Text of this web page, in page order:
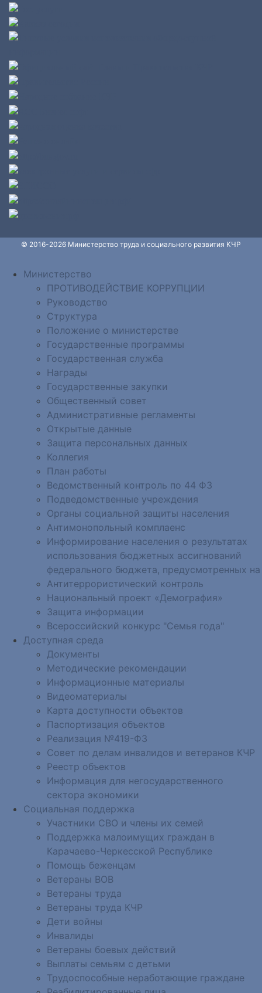
© 2016-2026 Министерство труда и социального развития КЧР
Министерство
ПРОТИВОДЕЙСТВИЕ КОРРУПЦИИ
Руководство
Структура
Положение о министерстве
Государственные программы
Государственная служба
Награды
Государственные закупки
Общественный совет
Административные регламенты
Открытые данные
Защита персональных данных
Коллегия
План работы
Ведомственный контроль по 44 ФЗ
Подведомственные учреждения
Органы социальной защиты населения
Антимонопольный комплаенс
Информирование населения о результатах
использования бюджетных ассигнований
федерального бюджета, предусмотренных на
Антитеррористический контроль
Национальный проект «Демография»
Защита информации
Всероссийский конкурс "Семья года"
Доступная среда
Документы
Методические рекомендации
Информационные материалы
Видеоматериалы
Карта доступности объектов
Паспортизация объектов
Реализация №419-ФЗ
Совет по делам инвалидов и ветеранов КЧР
Реестр объектов
Информация для негосударственного
сектора экономики
Социальная поддержка
Участники СВО и члены их семей
Поддержка малоимущих граждан в
Карачаево-Черкесской Республике
Помощь беженцам
Ветераны ВОВ
Ветераны труда
Ветераны труда КЧР
Дети войны
Инвалиды
Ветераны боевых действий
Выплаты семьям с детьми
Трудоспособные неработающие граждане